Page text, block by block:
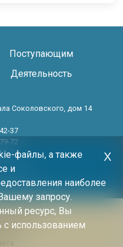
Поступающим
Деятельность
Соколовского, дом 14
37
72
11
год
файлы, а также
и
наиболее
запросу.
ресурс, Вы
с использованием
Х